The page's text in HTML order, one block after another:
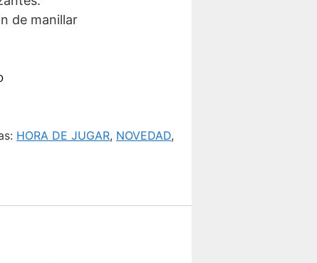
de manillar
HORA DE JUGAR, NOVEDAD,